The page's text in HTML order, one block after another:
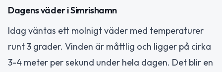
Dagens väder i Simrishamn
Idag väntas ett molnigt väder med temperaturer
runt 3 grader. Vinden är måttlig och ligger på cirka
3-4 meter per sekund under hela dagen. Det blir en